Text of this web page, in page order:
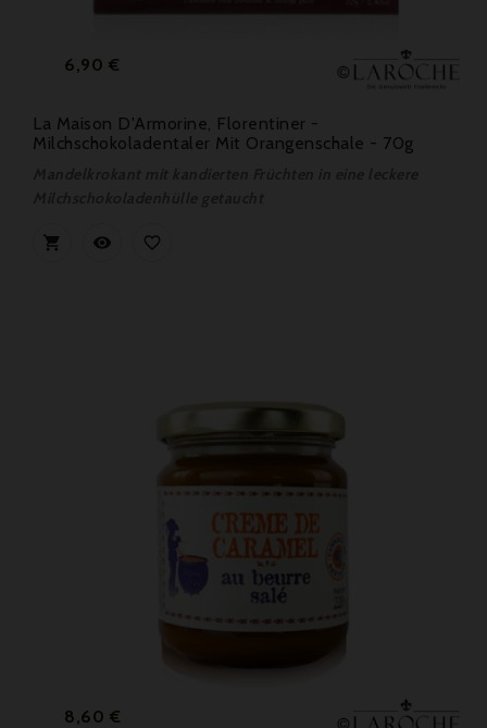
Preis
6,90 €
La Maison D'Armorine, Florentiner -
Milchschokoladentaler Mit Orangenschale - 70g
  
Preis
8,60 €